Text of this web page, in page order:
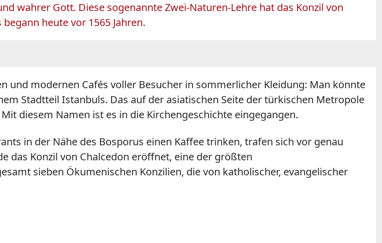
wahrer Gott. Diese sogenannte Zwei-Naturen-Lehre hat das Konzil von
heute vor 1565 Jahren.
und modernen Cafés voller Besucher in sommerlicher Kleidung: Man könnte
Stadtteil Istanbuls. Das auf der asiatischen Seite der türkischen Metropole
diesem Namen ist es in die Kirchengeschichte eingegangen.
in der Nähe des Bosporus einen Kaffee trinken, trafen sich vor genau
das Konzil von Chalcedon eröffnet, eine der größten
sieben Ökumenischen Konzilien, die von katholischer, evangelischer